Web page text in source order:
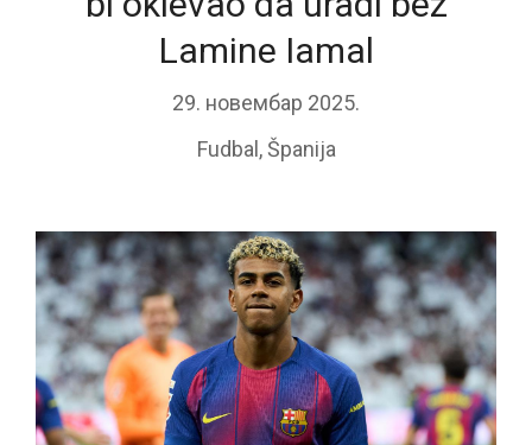
Lamine Iamal
29. новембар 2025.
Fudbal ,Španija